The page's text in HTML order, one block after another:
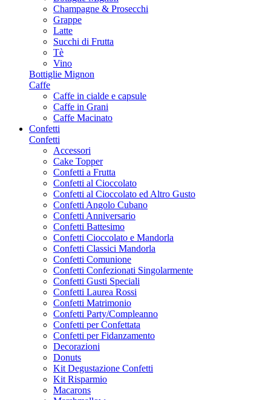
Champagne & Prosecchi
Grappe
Latte
Succhi di Frutta
Tè
Vino
Bottiglie Mignon
Caffe
Caffe in cialde e capsule
Caffe in Grani
Caffe Macinato
Confetti
Confetti
Accessori
Cake Topper
Confetti a Frutta
Confetti al Cioccolato
Confetti al Cioccolato ed Altro Gusto
Confetti Angolo Cubano
Confetti Anniversario
Confetti Battesimo
Confetti Cioccolato e Mandorla
Confetti Classici Mandorla
Confetti Comunione
Confetti Confezionati Singolarmente
Confetti Gusti Speciali
Confetti Laurea Rossi
Confetti Matrimonio
Confetti Party/Compleanno
Confetti per Confettata
Confetti per Fidanzamento
Decorazioni
Donuts
Kit Degustazione Confetti
Kit Risparmio
Macarons